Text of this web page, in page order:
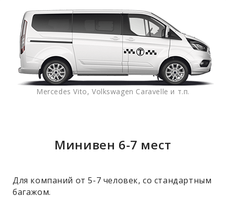
Mercedes Vito, Volkswagen Caravelle и т.п.
Минивен 6-7 мест
Для компаний от 5-7 человек, со стандартным
багажом.